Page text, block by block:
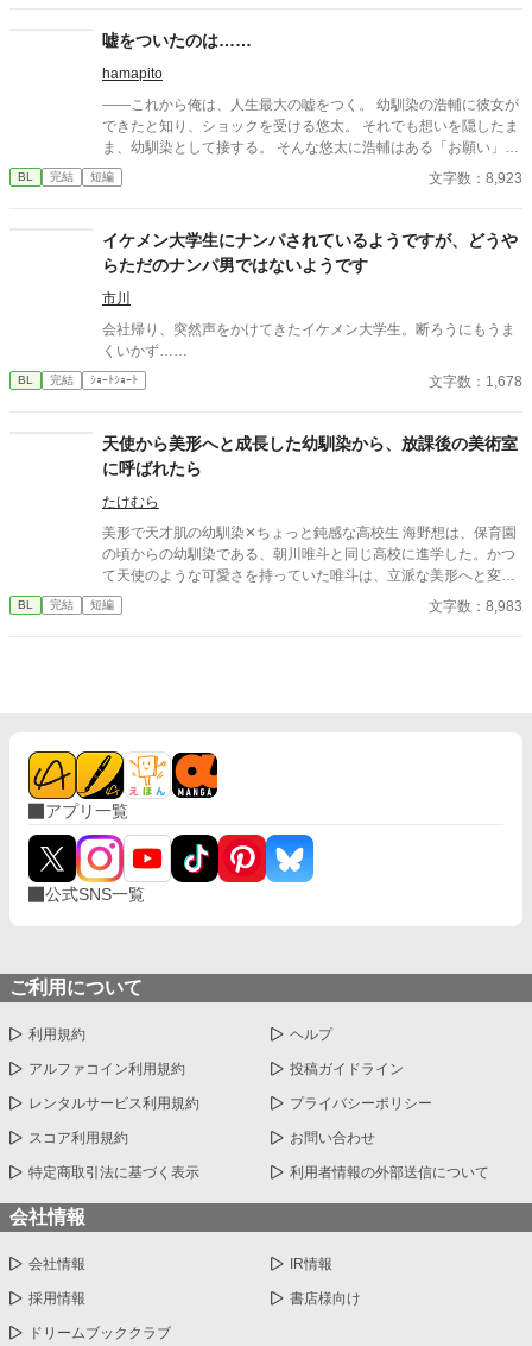
が眩しく、後ろめたい気持ちになる朔だったが、理央は中学の頃
と変わらぬ態度で接してくる。 別れ際に「来週もここで会いた
い」と求められ、ためらいながらも翌週フードコートを訪れる。
別々の高校に進学した「かつての親友」と接する中で、親友より
も「特別な存在」だと意識し始めるようになる。 そんな矢先、映
画に誘われた朔は、帰りに寄ったフードコートで理央にキスされ
嘘をついたのは……
hamapito
――これから俺は、人生最大の嘘をつく。 幼馴染の浩輔に彼女が
できたと知り、ショックを受ける悠太。 それでも想いを隠したま
ま、幼馴染として接する。 そんな悠太に浩輔はある「お願い」を
言ってきて……。 誰がどんな嘘をついているのか。 嘘の先にある
ものとはーー？
BL 完結 短編 文字数：8,923
イケメン大学生にナンパされているようですが、どうや
らただのナンパ男ではないようです
市川
会社帰り、突然声をかけてきたイケメン大学生。断ろうにもうま
くいかず……
BL 完結 ｼｮｰﾄｼｮｰﾄ 文字数：1,678
天使から美形へと成長した幼馴染から、放課後の美術室
に呼ばれたら
たけむら
美形で天才肌の幼馴染✕ちょっと鈍感な高校生 海野想は、保育園
の頃からの幼馴染である、朝川唯斗と同じ高校に進学した。かつ
て天使のような可愛さを持っていた唯斗は、立派な美形へと変貌
し、今は絵の勉強を進めている。 そんなある日、数学の補習を終
えた想が唯斗を美術室へと迎えに行くと、唯斗はひどく驚いた顔
BL 完結 短編 文字数：8,983
アプリ一覧
公式SNS一覧
ご利用について
利用規約 ヘルプ
アルファコイン利用規約 投稿ガイドライン
レンタルサービス利用規約 プライバシーポリシー
スコア利用規約 お問い合わせ
特定商取引法に基づく表示 利用者情報の外部送信について
会社情報
会社情報 IR情報
採用情報 書店様向け
ドリームブッククラブ